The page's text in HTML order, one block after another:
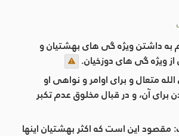
داشتن ویژه گی های بهشتیان ​​و
ویژه گی های دوزخیان.
متعال و برای اوامر و نواهی او
آن، و در قبال مخلوق عدم تکبر
مقصود این است که اکثر بهشتیان ​​اینها